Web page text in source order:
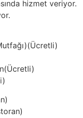
hizmet veriyor.